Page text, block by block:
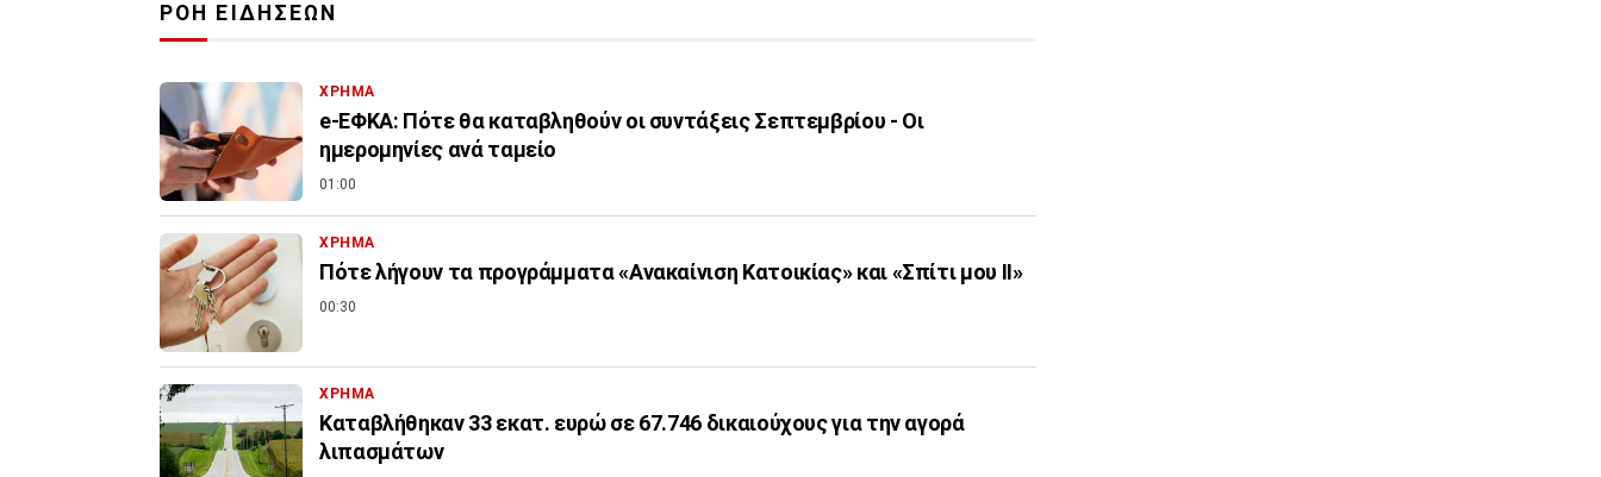
ΡΟΗ ΕΙΔΗΣΕΩΝ
ΧΡΗΜΑ
e-ΕΦΚΑ: Πότε θα καταβληθούν οι συντάξεις Σεπτεμβρίου - Οι
ημερομηνίες ανά ταμείο
01:00
ΧΡΗΜΑ
Πότε λήγουν τα προγράμματα «Ανακαίνιση Κατοικίας» και «Σπίτι μου ΙΙ»
00:30
ΧΡΗΜΑ
Καταβλήθηκαν 33 εκατ. ευρώ σε 67.746 δικαιούχους για την αγορά
λιπασμάτων